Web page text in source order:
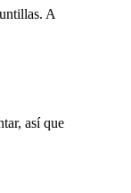
A
así que